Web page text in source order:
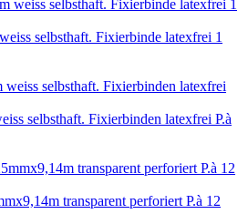
selbsthaft. Fixierbinde latexfrei 1
selbsthaft. Fixierbinden latexfrei P.à
transparent perforiert P.à 12